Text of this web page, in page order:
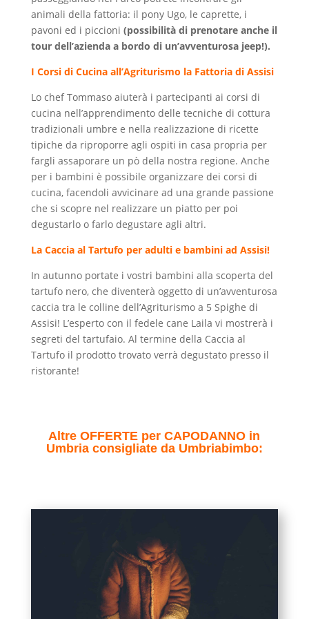
animali della fattoria: il pony Ugo, le caprette, i
pavoni ed i piccioni (possibilità di prenotare anche il
tour dell’azienda a bordo di un’avventurosa jeep!).
I Corsi di Cucina all’Agriturismo la Fattoria di Assisi
Lo chef Tommaso aiuterà i partecipanti ai corsi di
cucina nell’apprendimento delle tecniche di cottura
tradizionali umbre e nella realizzazione di ricette
tipiche da riproporre agli ospiti in casa propria per
fargli assaporare un pò della nostra regione. Anche
per i bambini è possibile organizzare dei corsi di
cucina, facendoli avvicinare ad una grande passione
che si scopre nel realizzare un piatto per poi
degustarlo o farlo degustare agli altri.
La Caccia al Tartufo per adulti e bambini ad Assisi!
In autunno portate i vostri bambini alla scoperta del
tartufo nero, che diventerà oggetto di un’avventurosa
caccia tra le colline dell’Agriturismo a 5 Spighe di
Assisi! L’esperto con il fedele cane Laila vi mostrerà i
segreti del tartufaio. Al termine della Caccia al
Tartufo il prodotto trovato verrà degustato presso il
ristorante!
Altre OFFERTE per CAPODANNO in
Umbria consigliate da Umbriabimbo: